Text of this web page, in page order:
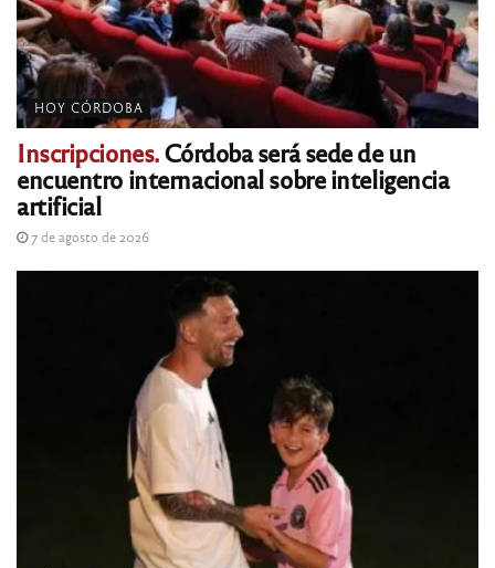
HOY CÓRDOBA
Inscripciones.Córdoba será sede de un
encuentro internacional sobre inteligencia
artificial
7 de agosto de 2026